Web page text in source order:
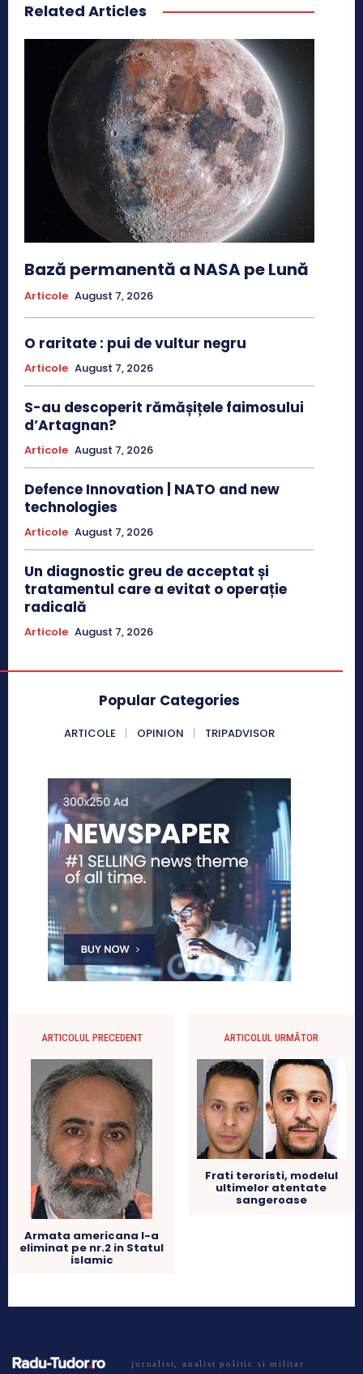
Related Articles
Bază permanentă a NASA pe Lună
Articole August 7, 2026
O raritate : pui de vultur negru
Articole August 7, 2026
S-au descoperit rămășițele faimosului
d’Artagnan?
Articole August 7, 2026
Defence Innovation | NATO and new
technologies
Articole August 7, 2026
Un diagnostic greu de acceptat și
tratamentul care a evitat o operație
radicală
Articole August 7, 2026
Popular Categories
ARTICOLE OPINION TRIPADVISOR
ARTICOLUL PRECEDENT
Armata americana l-a
eliminat pe nr.2 in Statul
islamic
ARTICOLUL URMĂTOR
Frati teroristi, modelul
ultimelor atentate
sangeroase
jurnalist, analist politic si militar